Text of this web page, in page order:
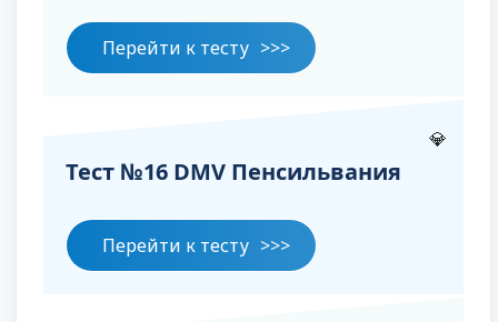
Перейти к тесту
💎
Тест №16 DMV Пенсильвания
Перейти к тесту